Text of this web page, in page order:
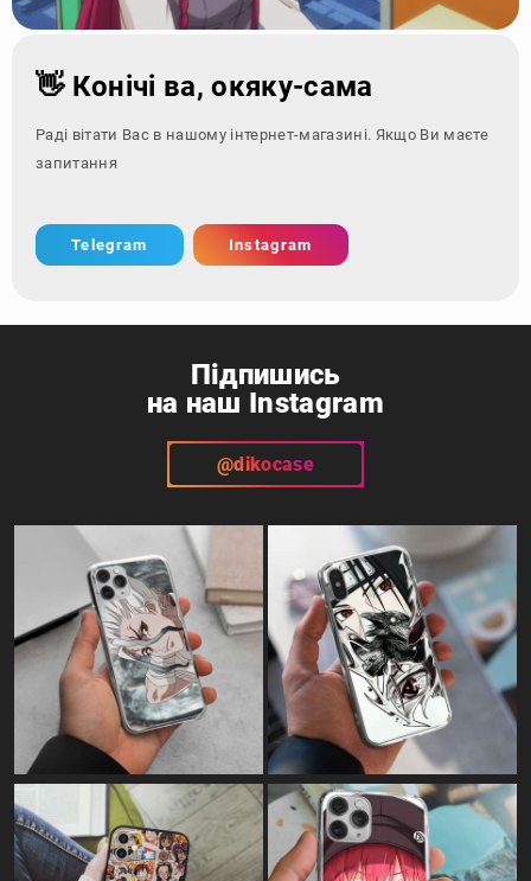
👋 Конічі ва, окяку-сама
Раді вітати Вас в нашому інтернет-магазині. Якщо Ви маєте
запитання - зверніться
Telegram Instagram
Підпишись
на наш Instagram
@dikocase